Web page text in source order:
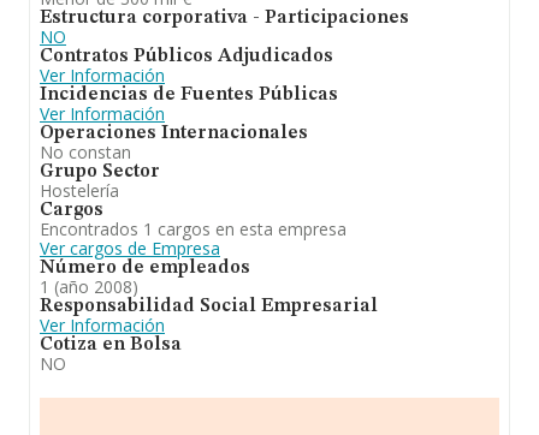
Estructura corporativa - Participaciones
NO
Contratos Públicos Adjudicados
Ver Información
Incidencias de Fuentes Públicas
Ver Información
Operaciones Internacionales
No constan
Grupo Sector
Hostelería
Cargos
Encontrados 1 cargos en esta empresa
Ver cargos de Empresa
Número de empleados
1 (año 2008)
Responsabilidad Social Empresarial
Ver Información
Cotiza en Bolsa
NO